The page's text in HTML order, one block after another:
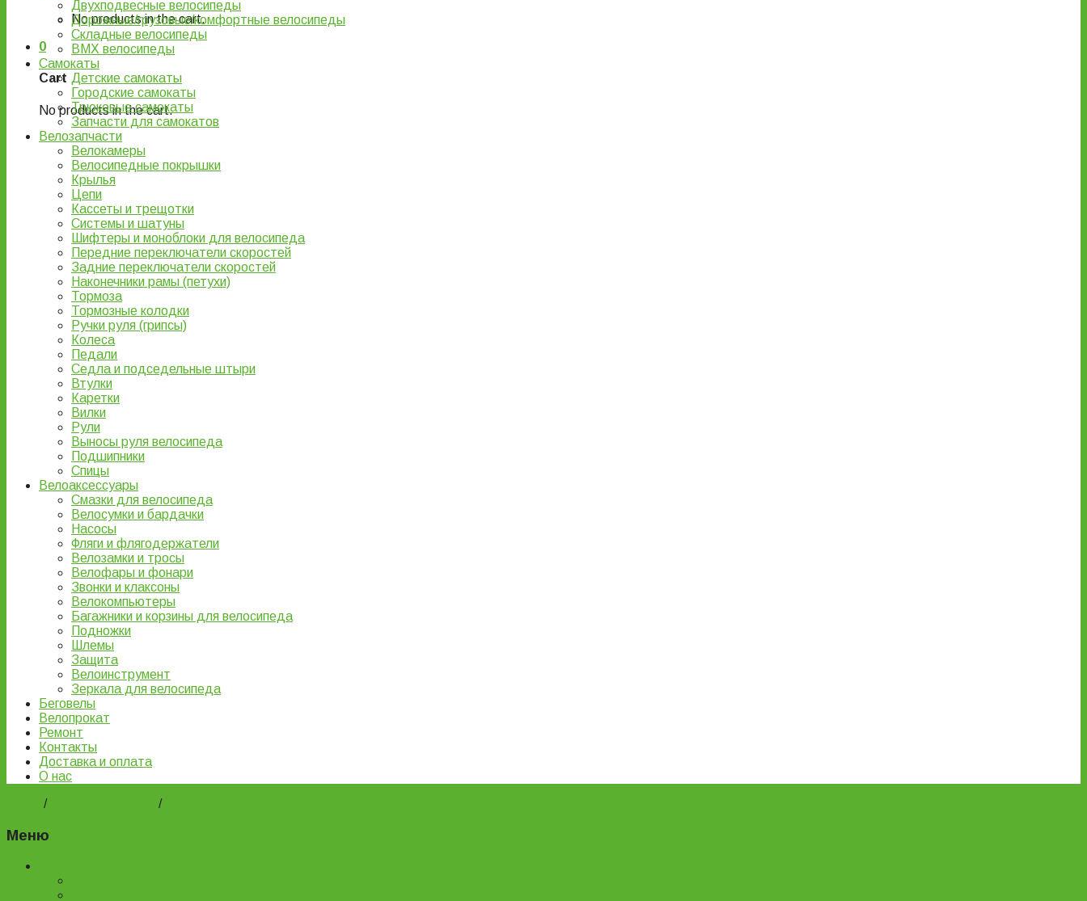
No products in the cart.
0
Cart
No products in the cart.
Двухподвесные велосипеды
Дорожные/грузовые/комфортные велосипеды
Складные велосипеды
BMX велосипеды
Самокаты
Детские самокаты
Городские самокаты
Трюковые самокаты
Запчасти для самокатов
Велозапчасти
Велокамеры
Велосипедные покрышки
Крылья
Цепи
Кассеты и трещотки
Системы и шатуны
Шифтеры и моноблоки для велосипеда
Передние переключатели скоростей
Задние переключатели скоростей
Наконечники рамы (петухи)
Тормоза
Тормозные колодки
Ручки руля (грипсы)
Колеса
Педали
Седла и подседельные штыри
Втулки
Каретки
Вилки
Рули
Выносы руля велосипеда
Подшипники
Спицы
Велоаксессуары
Смазки для велосипеда
Велосумки и бардачки
Насосы
Фляги и флягодержатели
Велозамки и тросы
Велофары и фонари
Звонки и клаксоны
Велокомпьютеры
Багажники и корзины для велосипеда
Подножки
Шлемы
Защита
Велоинструмент
Зеркала для велосипеда
Беговелы
Велопрокат
Ремонт
Контакты
Доставка и оплата
О нас
/ /
Меню